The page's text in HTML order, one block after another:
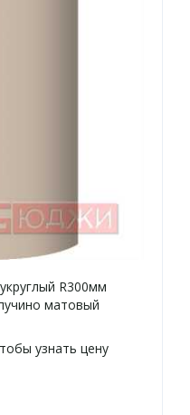
R300мм
матовый
узнать цену